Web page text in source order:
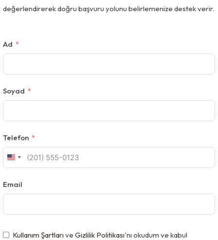
değerlendirerek doğru başvuru yolunu belirlemenize destek verir.
Ad
Soyad
Telefon
U
i
e
Email
Kullanım ŞartlarıveGizlilik Politikası'nı okudum ve kabul